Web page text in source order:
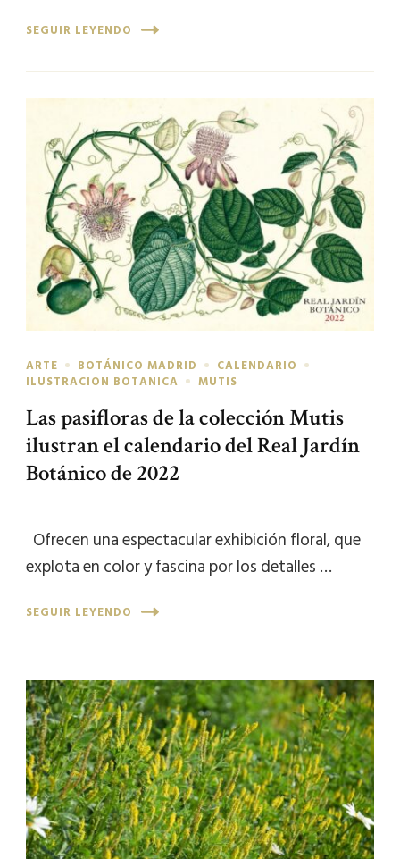
SEGUIR LEYENDO
ARTE BOTÁNICO MADRID
CALENDARIO
ILUSTRACION BOTANICA
MUTIS
Las pasifloras de la colección Mutis
ilustran el calendario del Real Jardín
Botánico de 2022
Ofrecen una espectacular exhibición floral, que
explota en color y fascina por los detalles …
SEGUIR LEYENDO